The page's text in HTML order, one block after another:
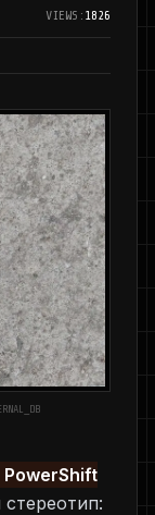
VIEWS: 1826
PowerShift
стереотип: